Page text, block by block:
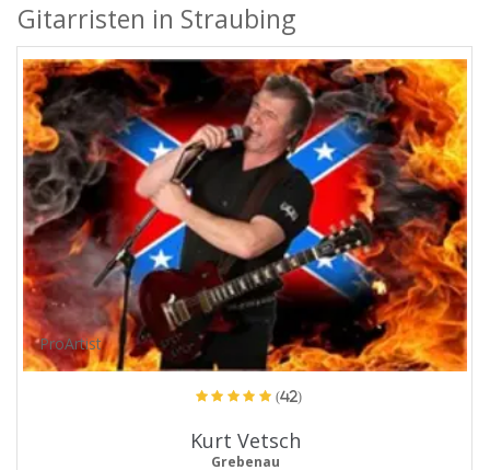
Gitarristen in Straubing
ProArtist
(42)
Kurt Vetsch
Grebenau